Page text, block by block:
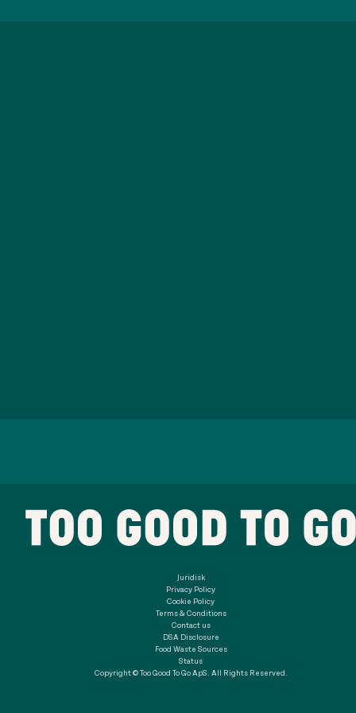
Juridisk
Privacy Policy
Cookie Policy
Terms & Conditions
Contact us
DSA Disclosure
Food Waste Sources
Status
Copyright © Too Good To Go ApS. All Rights Reserved.